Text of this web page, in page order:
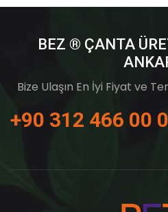
BEZ ® ÇANTA
Bize Ulaşın En İyi Fiyat ve
+90 312 466 00